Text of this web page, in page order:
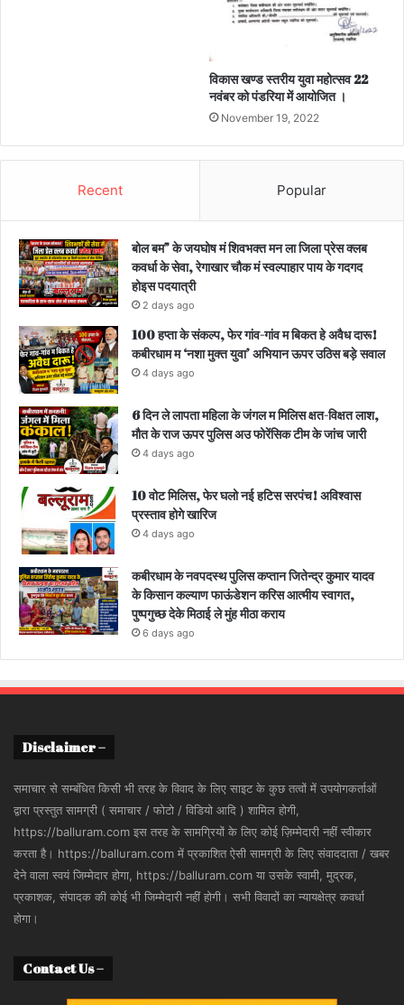
विकास खण्ड स्तरीय युवा महोत्सव 22
नवंबर को पंडरिया में आयोजित ।
November 19, 2022
Recent Popular
बोल बम” के जयघोष मं शिवभक्त मन ला जिला प्रेस क्लब
कवर्धा के सेवा, रेगाखार चौक मं स्वल्पाहार पाय के गदगद
होइस पदयात्री
2 days ago
100 हप्ता के संकल्प, फेर गांव-गांव म बिकत हे अवैध दारू!
कबीरधाम म ‘नशा मुक्त युवा’ अभियान ऊपर उठिस बड़े सवाल
4 days ago
6 दिन ले लापता महिला के जंगल म मिलिस क्षत-विक्षत लाश,
मौत के राज ऊपर पुलिस अउ फोरेंसिक टीम के जांच जारी
4 days ago
10 वोट मिलिस, फेर घलो नई हटिस सरपंच! अविश्वास
प्रस्ताव होगे खारिज
4 days ago
कबीरधाम के नवपदस्थ पुलिस कप्तान जितेन्द्र कुमार यादव
के किसान कल्याण फाऊंडेशन करिस आत्मीय स्वागत,
पुष्पगुच्छ देके मिठाई ले मुंह मीठा कराय
6 days ago
Disclaimer –
समाचार से सम्बंधित किसी भी तरह के विवाद के लिए साइट के कुछ तत्वों में उपयोगकर्ताओं
द्वारा प्रस्तुत सामग्री ( समाचार / फोटो / विडियो आदि ) शामिल होगी,
https://balluram.com इस तरह के सामग्रियों के लिए कोई ज़िम्मेदारी नहीं स्वीकार
करता है। https://balluram.com में प्रकाशित ऐसी सामग्री के लिए संवाददाता / खबर
देने वाला स्वयं जिम्मेदार होगा, https://balluram.com या उसके स्वामी, मुद्रक,
प्रकाशक, संपादक की कोई भी जिम्मेदारी नहीं होगी। सभी विवादों का न्यायक्षेत्र कवर्धा
होगा।
Contact Us –